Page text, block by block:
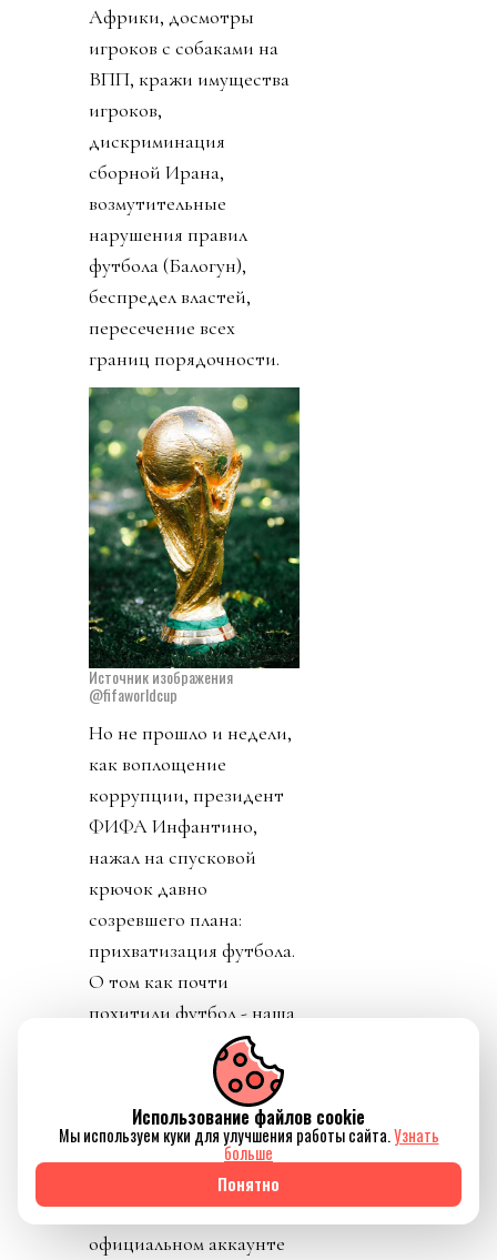
Африки, досмотры
игроков с собаками на
ВПП, кражи имущества
игроков,
дискриминация
сборной Ирана,
возмутительные
нарушения правил
футбола (Балогун),
беспредел властей,
пересечение всех
границ порядочности.
Источник изображения
@fifaworldcup
Но не прошло и недели,
как воплощение
коррупции, президент
ФИФА Инфантино,
нажал на спусковой
крючок давно
созревшего плана:
прихватизация футбола.
О том как почти
похитили футбол - наша
краткая хроника.
День 0. 26 июля 2026.
Ровно через неделю
после окончания
финала, на личном
аккаунте Инфантино и
официальном аккаунте
Использование файлов cookie
Мы используем куки для улучшения работы сайта.Узнать
больше
Понятно